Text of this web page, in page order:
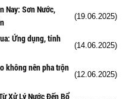
Nay: Sơn Nước,
(19.06.2025)
Ứng dụng, tính
(14.06.2025)
không nên pha trộn
(12.06.2025)
Xử Lý Nước Đến Bổ